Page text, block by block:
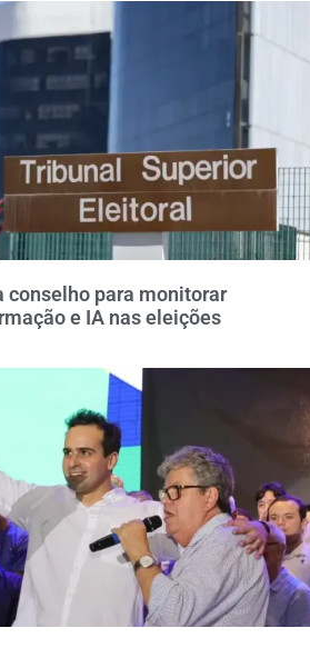
conselho para monitorar
e IA nas eleições